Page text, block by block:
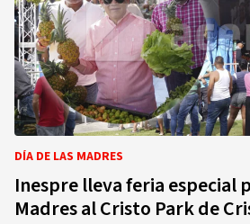
DÍA DE LAS MADRES
Inespre lleva feria especial
Madres al Cristo Park de